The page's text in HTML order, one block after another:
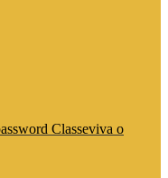
Classeviva o